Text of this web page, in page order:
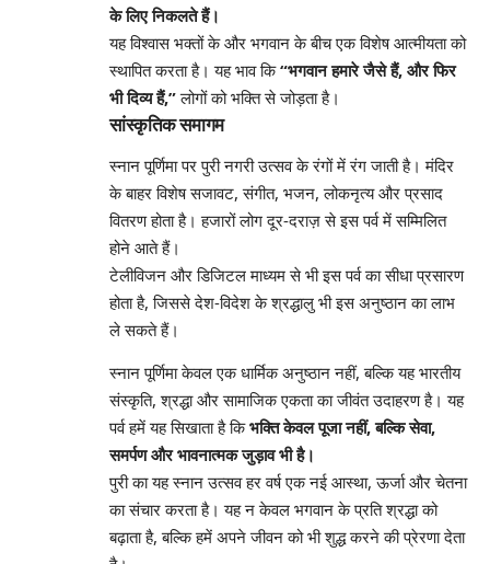
के लिए निकलते हैं।
यह विश्वास भक्तों के और भगवान के बीच एक विशेष आत्मीयता को
स्थापित करता है। यह भाव कि“भगवान हमारे जैसे हैं, और फिर
भी दिव्य हैं,”लोगों को भक्ति से जोड़ता है।
सांस्कृतिक समागम
स्नान पूर्णिमा पर पुरी नगरी उत्सव के रंगों में रंग जाती है। मंदिर
के बाहर विशेष सजावट, संगीत, भजन, लोकनृत्य और प्रसाद
वितरण होता है। हजारों लोग दूर-दराज़ से इस पर्व में सम्मिलित
होने आते हैं।
टेलीविजन और डिजिटल माध्यम से भी इस पर्व का सीधा प्रसारण
होता है, जिससे देश-विदेश के श्रद्धालु भी इस अनुष्ठान का लाभ
ले सकते हैं।
स्नान पूर्णिमा केवल एक धार्मिक अनुष्ठान नहीं, बल्कि यह भारतीय
संस्कृति, श्रद्धा और सामाजिक एकता का जीवंत उदाहरण है। यह
पर्व हमें यह सिखाता है किभक्ति केवल पूजा नहीं, बल्कि सेवा,
समर्पण और भावनात्मक जुड़ाव भी है।
पुरी का यह स्नान उत्सव हर वर्ष एक नई आस्था, ऊर्जा और चेतना
का संचार करता है। यह न केवल भगवान के प्रति श्रद्धा को
बढ़ाता है, बल्कि हमें अपने जीवन को भी शुद्ध करने की प्रेरणा देता